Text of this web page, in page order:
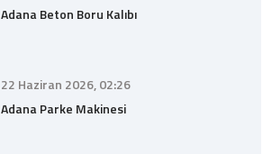
Adana Beton Boru Kalıbı
22 Haziran 2026, 02:26
Adana Parke Makinesi